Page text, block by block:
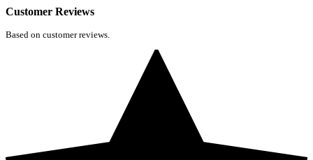
Customer Reviews
Based on customer reviews.